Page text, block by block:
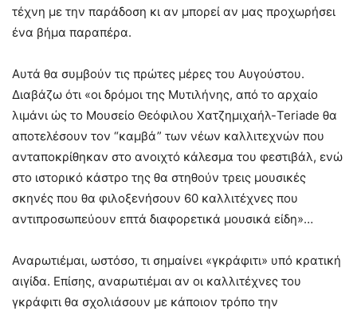
τέχνη με την παράδοση κι αν μπορεί αν μας προχωρήσει
ένα βήμα παραπέρα.
Αυτά θα συμβούν τις πρώτες μέρες του Αυγούστου.
Διαβάζω ότι «οι δρόμοι της Μυτιλήνης, από το αρχαίο
λιμάνι ώς το Μουσείο Θεόφιλου Χατζημιχαήλ-Teriade θα
αποτελέσουν τον “καμβά” των νέων καλλιτεχνών που
ανταποκρίθηκαν στο ανοιχτό κάλεσμα του φεστιβάλ, ενώ
στο ιστορικό κάστρο της θα στηθούν τρεις μουσικές
σκηνές που θα φιλοξενήσουν 60 καλλιτέχνες που
αντιπροσωπεύουν επτά διαφορετικά μουσικά είδη»…
Αναρωτιέμαι, ωστόσο, τι σημαίνει «γκράφιτι» υπό κρατική
αιγίδα. Επίσης, αναρωτιέμαι αν οι καλλιτέχνες του
γκράφιτι θα σχολιάσουν με κάποιον τρόπο την